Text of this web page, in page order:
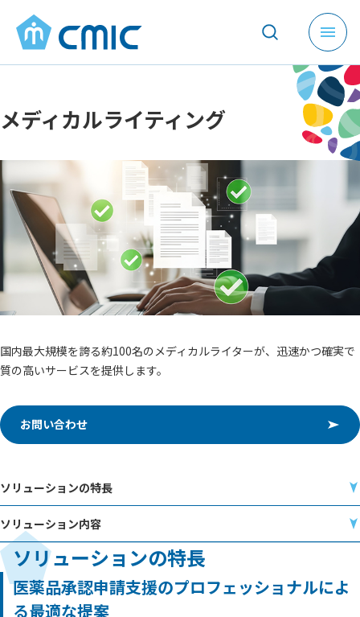
メ
ニ
ュ
ー
を
開
く
メディカルライティング
国内最大規模を誇る約100名のメディカルライターが、迅速かつ確実で
質の高いサービスを提供します。
お問い合わせ
ソリューションの特長
ソリューション内容
ソリューションの特長
医薬品承認申請支援のプロフェッショナルによ
る最適な提案